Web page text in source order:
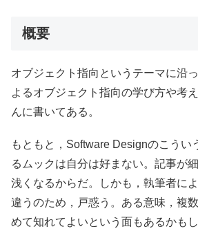
概要
オブジェクト指向というテーマに沿
よるオブジェクト指向の学び方や考
んに書いてある。
もともと，Software Designのこうい
るムックは自分は好まない。記事が
浅くなるからだ。しかも，執筆者に
違うのため，戸惑う。ある意味，複
めて知れてよいという面もあるかも